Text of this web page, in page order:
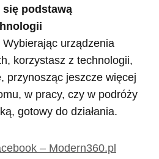
się podstawą
Wybierając urządzenia
korzystasz z technologii,
przynosząc jeszcze więcej
w pracy, czy w podróży
gotowy do działania.
– Modern360.pl